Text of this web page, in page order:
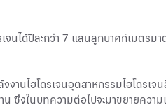
จนได้ปีละกว่า 7 แสนลูกบาศก์เมตรม
นไฮโดรเจนอุตสาหกรรมไฮโดรเจ
ซึ่งในบทความต่อไปจะมาขยายความ